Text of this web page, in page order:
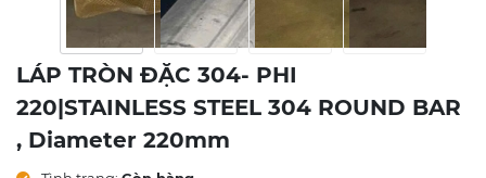
LÁP TRÒN ĐẶC 304- PHI
220|STAINLESS STEEL 304 ROUND BAR
, Diameter 220mm